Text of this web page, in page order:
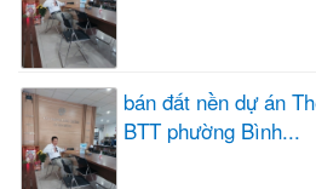
bán đất nền dự án
BTT phường Bình...